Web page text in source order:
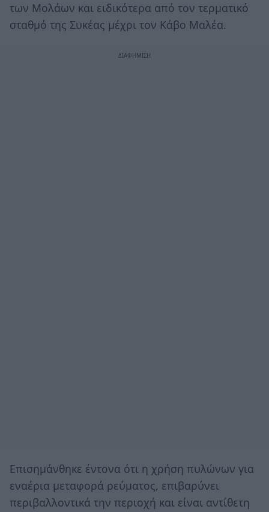
των Μολάων και ειδικότερα από τον τερματικό
σταθμό της Συκέας μέχρι τον Κάβο Μαλέα.
Επισημάνθηκε έντονα ότι η χρήση πυλώνων για
εναέρια μεταφορά ρεύματος, επιβαρύνει
περιβαλλοντικά την περιοχή και είναι αντίθετη